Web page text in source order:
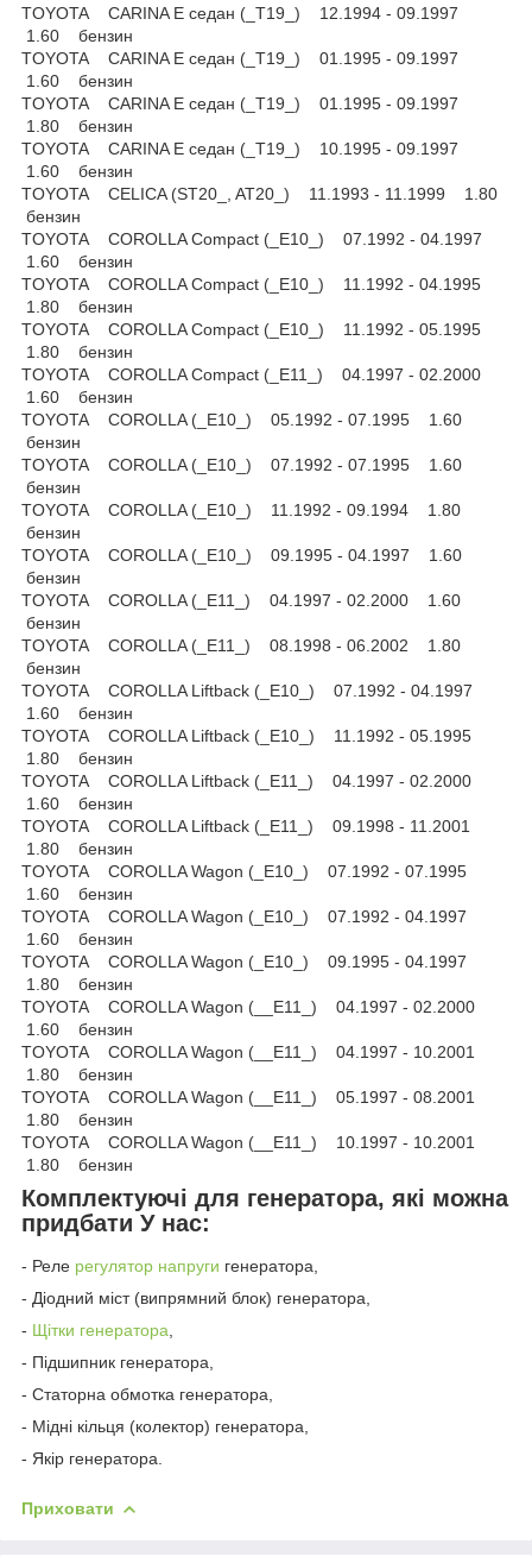
TOYOTA CARINA E седан (_T19_) 12.1994 - 09.1997
1.60 бензин
TOYOTA CARINA E седан (_T19_) 01.1995 - 09.1997
1.60 бензин
TOYOTA CARINA E седан (_T19_) 01.1995 - 09.1997
1.80 бензин
TOYOTA CARINA E седан (_T19_) 10.1995 - 09.1997
1.60 бензин
TOYOTA CELICA (ST20_, AT20_) 11.1993 - 11.1999 1.80
бензин
TOYOTA COROLLA Compact (_E10_) 07.1992 - 04.1997
1.60 бензин
TOYOTA COROLLA Compact (_E10_) 11.1992 - 04.1995
1.80 бензин
TOYOTA COROLLA Compact (_E10_) 11.1992 - 05.1995
1.80 бензин
TOYOTA COROLLA Compact (_E11_) 04.1997 - 02.2000
1.60 бензин
TOYOTA COROLLA (_E10_) 05.1992 - 07.1995 1.60
бензин
TOYOTA COROLLA (_E10_) 07.1992 - 07.1995 1.60
бензин
TOYOTA COROLLA (_E10_) 11.1992 - 09.1994 1.80
бензин
TOYOTA COROLLA (_E10_) 09.1995 - 04.1997 1.60
бензин
TOYOTA COROLLA (_E11_) 04.1997 - 02.2000 1.60
бензин
TOYOTA COROLLA (_E11_) 08.1998 - 06.2002 1.80
бензин
TOYOTA COROLLA Liftback (_E10_) 07.1992 - 04.1997
1.60 бензин
TOYOTA COROLLA Liftback (_E10_) 11.1992 - 05.1995
1.80 бензин
TOYOTA COROLLA Liftback (_E11_) 04.1997 - 02.2000
1.60 бензин
TOYOTA COROLLA Liftback (_E11_) 09.1998 - 11.2001
1.80 бензин
TOYOTA COROLLA Wagon (_E10_) 07.1992 - 07.1995
1.60 бензин
TOYOTA COROLLA Wagon (_E10_) 07.1992 - 04.1997
1.60 бензин
TOYOTA COROLLA Wagon (_E10_) 09.1995 - 04.1997
1.80 бензин
TOYOTA COROLLA Wagon (__E11_) 04.1997 - 02.2000
1.60 бензин
TOYOTA COROLLA Wagon (__E11_) 04.1997 - 10.2001
1.80 бензин
TOYOTA COROLLA Wagon (__E11_) 05.1997 - 08.2001
1.80 бензин
TOYOTA COROLLA Wagon (__E11_) 10.1997 - 10.2001
1.80 бензин
Комплектуючі для генератора, які можна
придбати У нас:
- Реле регулятор напруги генератора,
- Діодний міст (випрямний блок) генератора,
- Щітки генератора
- Підшипник генератора,
- Статорна обмотка генератора,
- Мідні кільця (колектор) генератора,
- Якір генератора.
Приховати